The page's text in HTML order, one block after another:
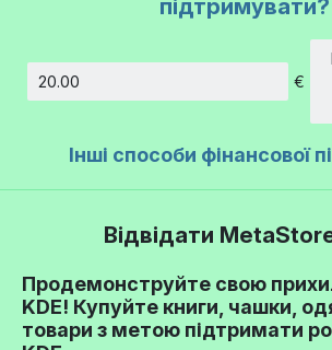
підтримувати?
€
Інші способи фінансової
Відвідати
Продемонструйте свою
KDE! Купуйте книги, чашки,
товари з метою підтримати